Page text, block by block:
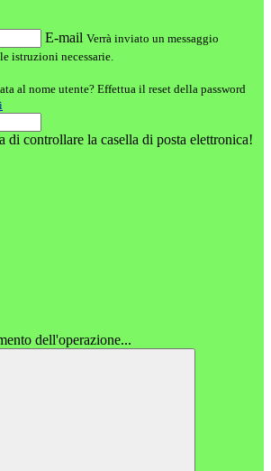
E-mail Verrà inviato un messaggio
istruzioni necessarie.
al nome utente? Effettua il reset della password
di controllare la casella di posta elettronica!
dell'operazione...